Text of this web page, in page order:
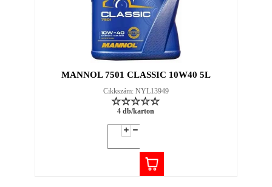
MANNOL 7501 CLASSIC 10W40 5L
Cikkszám: NYL13949
4 db/karton